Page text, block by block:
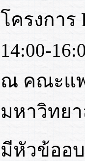
โครงการ
14:00-
ณ คณะแ
มหาวิทย
มีหัวข้ออ